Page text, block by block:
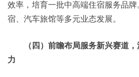
效率，培育一批中高端住宿服务品
宿、汽车旅馆等多元业态发展。
（四）前瞻布局服务新兴赛道，
力